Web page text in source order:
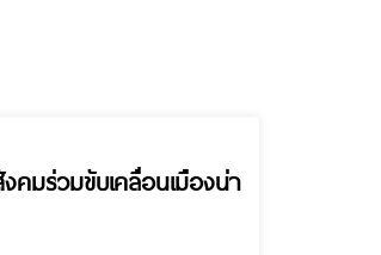
คมร่วมขับเคลื่อนเมืองน่า